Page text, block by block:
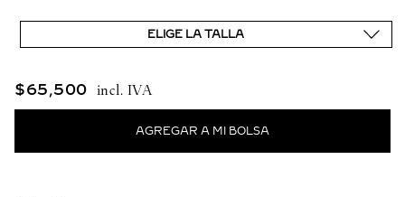
ELIGE LA TALLA
$65,500